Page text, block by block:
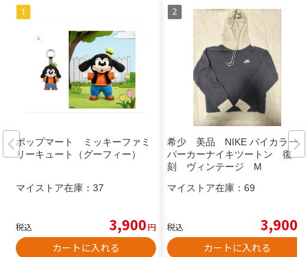
ポップマート ミッキーファミ
リーキュート（グーフィー）
マイストア在庫： 37
税込 3,900円
カートに入れる
希少 美品 NIKE バイカラー
パーカーナイキツートン 復
刻 ヴィンテージ M
マイストア在庫： 69
税込 3,900
カートに入れる